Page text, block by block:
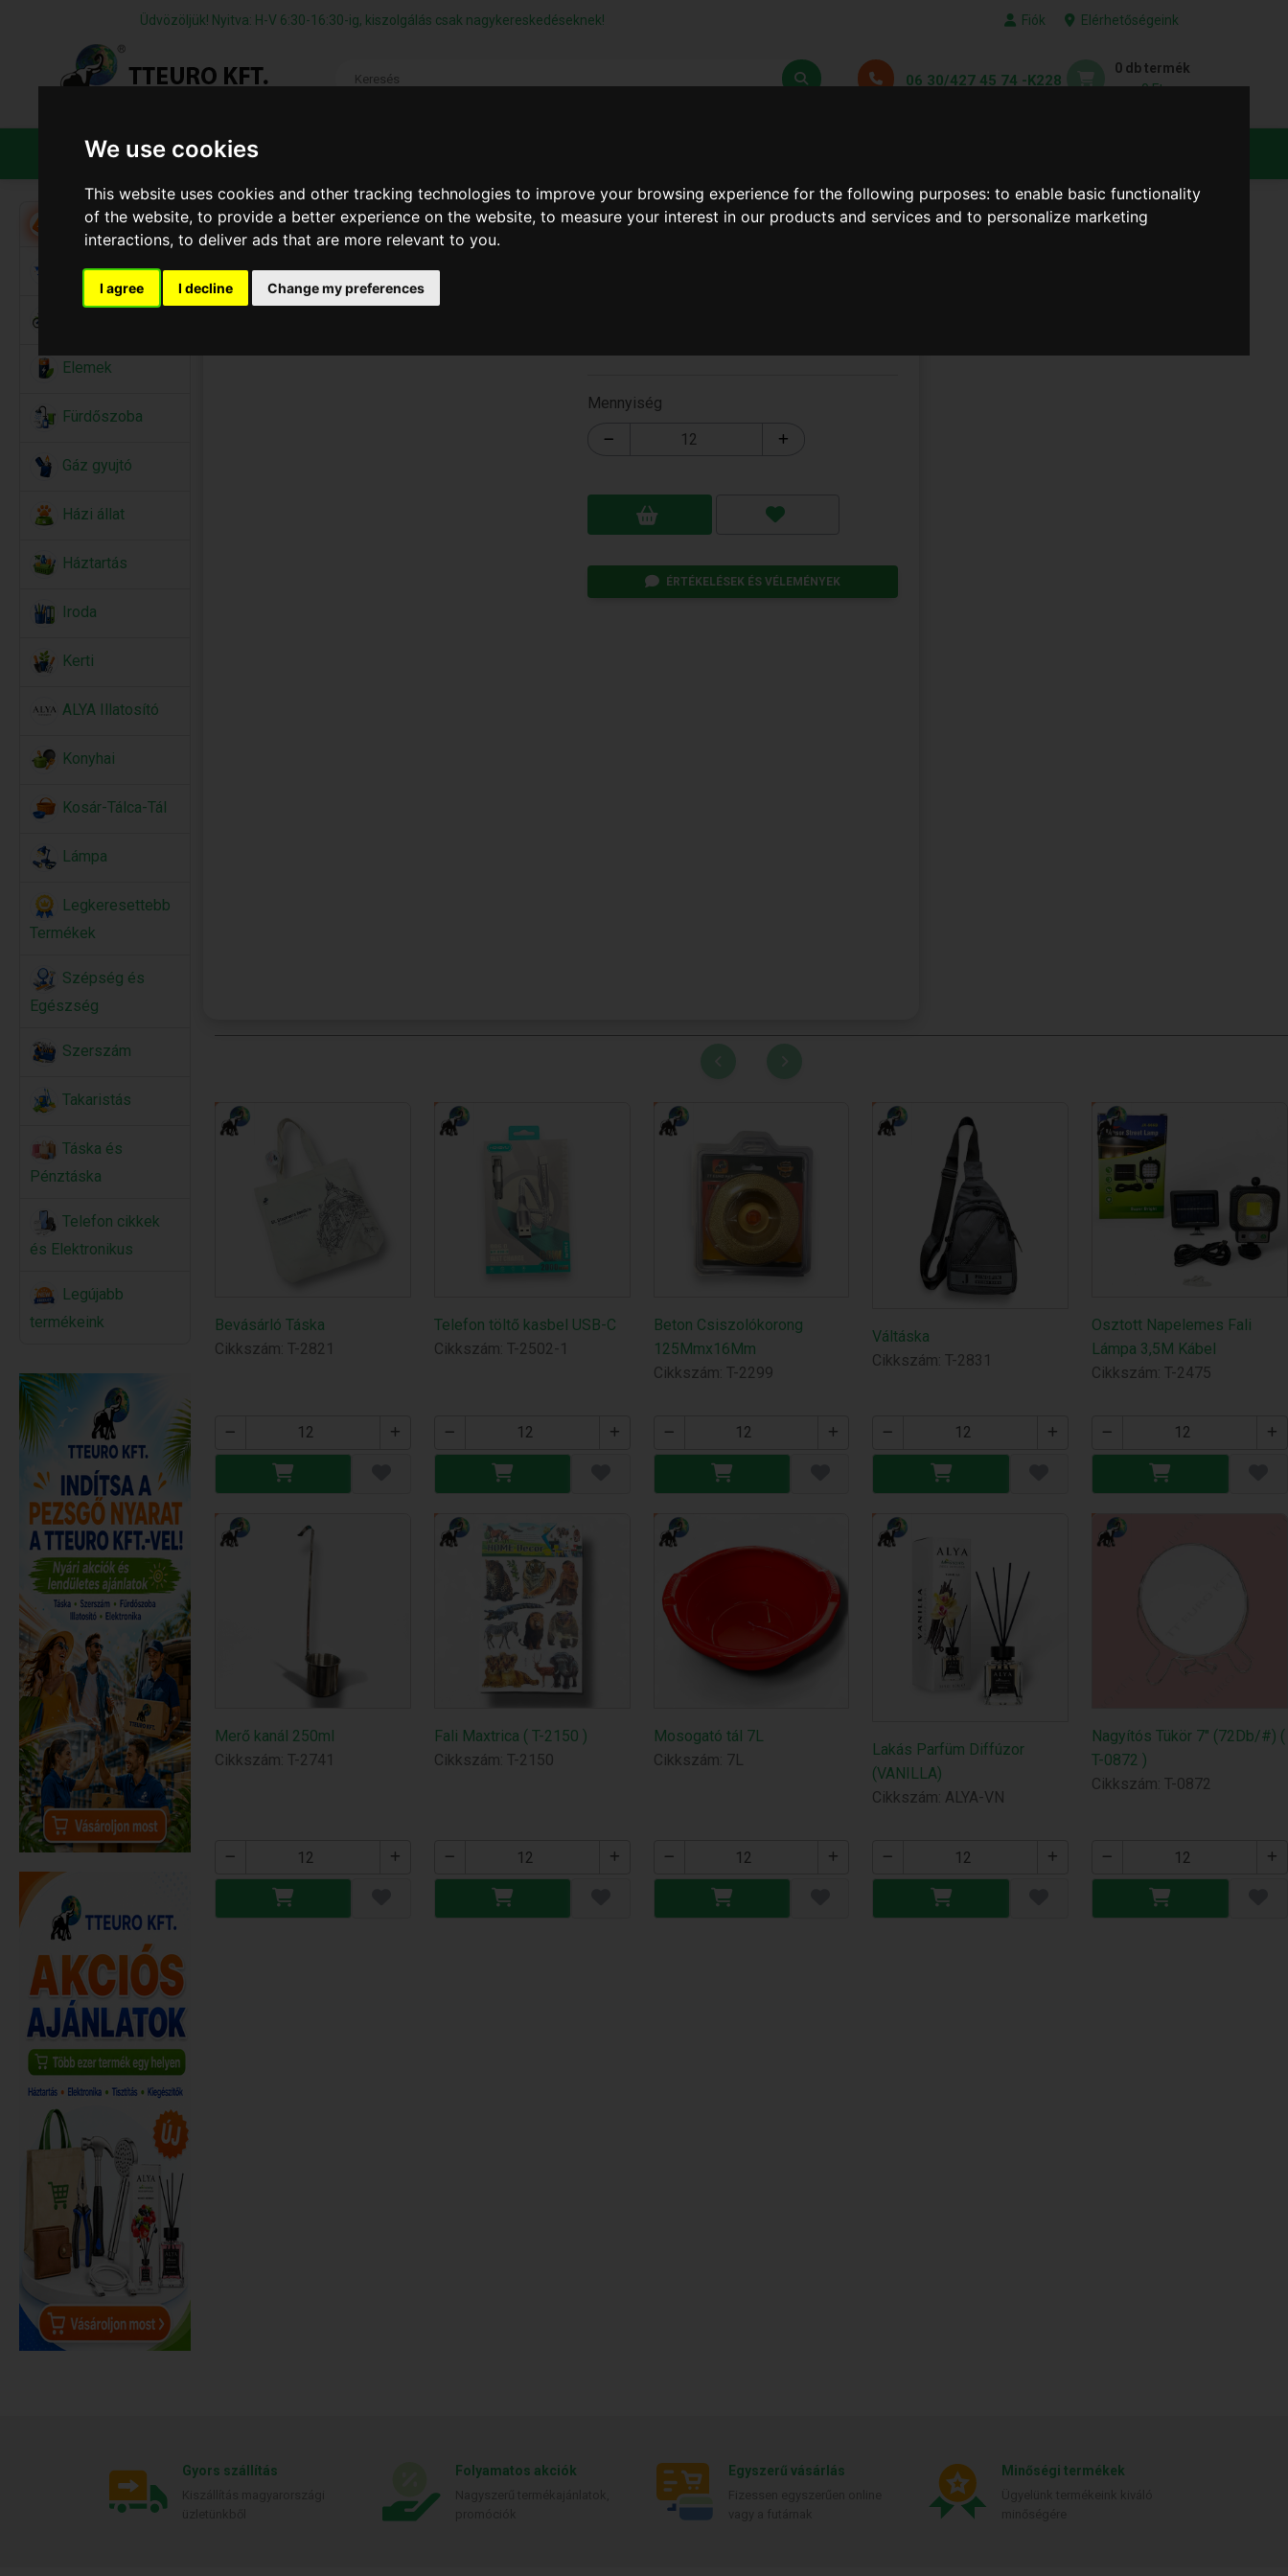
We use cookies
This website uses cookies and other tracking technologies to improve your browsing experience for the following purposes:to enable basic functionality
of the website,to provide a better experience on the website,to measure your interest in our products and services and to personalize marketing
interactions,to deliver ads that are more relevant to you.
I agree I decline Change my preferences
Üdvözöljük! Nyitva: H-V 6:30-16:30-ig, kiszolgálás csak nagykereskedéseknek! Fiók Elérhetőségeink
06 30/427 45 74 -K228
0 db termék
0 Ft
TERMÉKEK
Akció
Alkalmi Kellékek
Elemek
Fürdőszoba
Gáz gyujtó
Házi állat
Háztartás
Iroda
Kerti
ALYA Illatosító
Konyhai
Kosár-Tálca-Tál
Lámpa
Legkeresettebb
Termékek
Szépség és
Egészség
Szerszám
Takaristás
Táska és
Pénztáska
Telefon cikkek
és Elektronikus
Legújabb
termékeink
Mennyiség
ÉRTÉKELÉSEK ÉS VÉLEMÉNYEK
Bevásárló Táska
Cikkszám: T-2821
Telefon töltő kasbel USB-C
Cikkszám: T-2502-1
Beton Csiszolókorong
125Mmx16Mm
Cikkszám: T-2299
Váltáska
Cikkszám: T-2831
Osztott Napelemes Fali
Lámpa 3,5M Kábel
Cikkszám: T-2475
Merő kanál 250ml
Cikkszám: T-2741
Fali Maxtrica ( T-2150 )
Cikkszám: T-2150
Mosogató tál 7L
Cikkszám: 7L
Lakás Parfüm Diffúzor
(VANILLA)
Cikkszám: ALYA-VN
Nagyítós Tükör 7" (72Db/#) (
T-0872 )
Cikkszám: T-0872
Gyors szállítás Folyamatos akciók Egyszerű vásárlás Minőségi termékek